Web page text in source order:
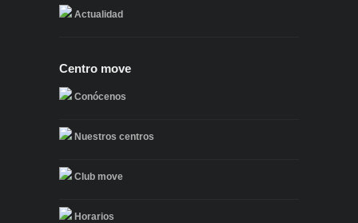
Actualidad
Centro move
Conócenos
Nuestros centros
Club move
Horarios